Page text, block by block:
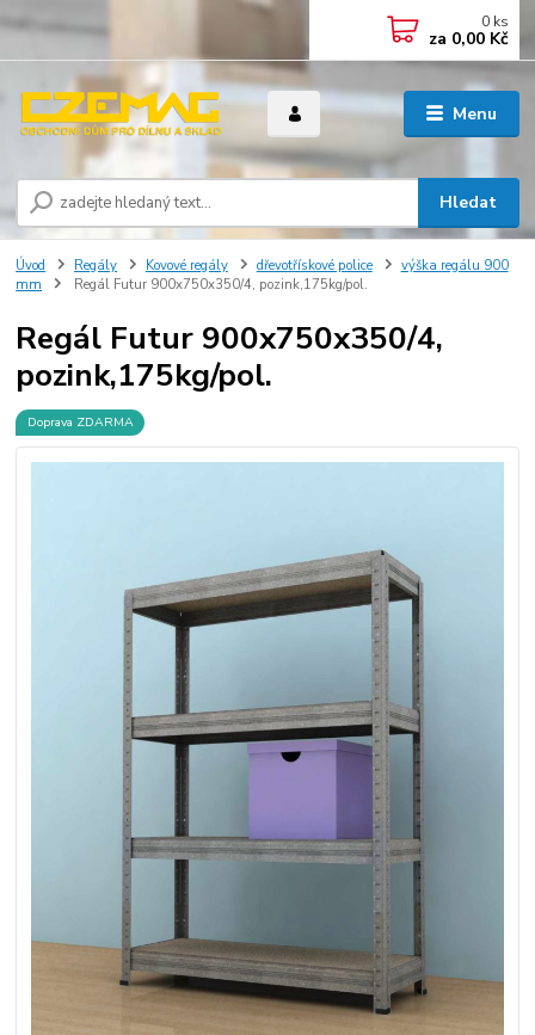
Menu
Hledat
0 ks
za 0,00 Kč
Úvod Regály Kovové regály dřevotřískové police
výška regálu 900
mm
Regál Futur 900x750x350/4, pozink,175kg/pol.
Regál Futur 900x750x350/4,
pozink,175kg/pol.
Doprava ZDARMA